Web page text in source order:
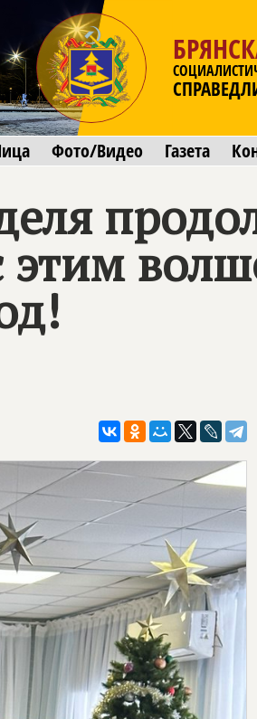
Фото/Видео Газета
этим